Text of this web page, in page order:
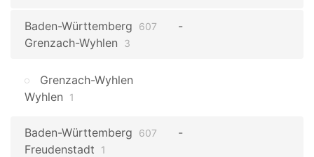
Baden-Württemberg 607
Grenzach-Wyhlen 3
Grenzach-Wyhlen
Wyhlen
1
Baden-Württemberg 607
Freudenstadt 1